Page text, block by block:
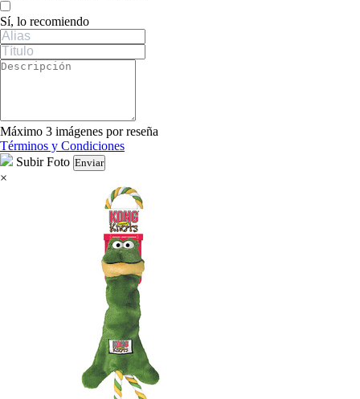
Sí, lo recomiendo
Máximo 3 imágenes por reseña
Términos y Condiciones
Subir Foto Enviar
×